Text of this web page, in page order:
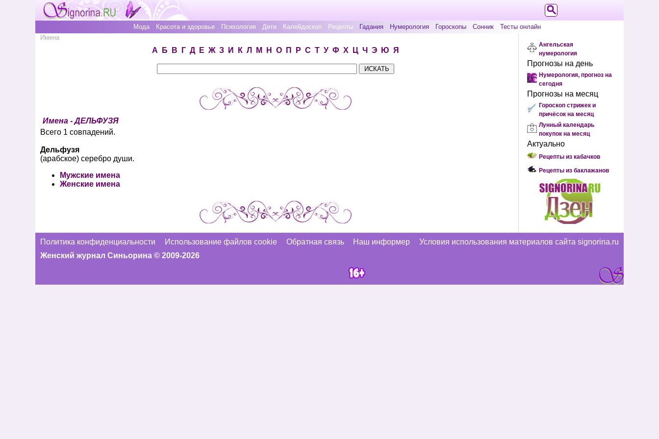
Мода Красота и здоровье Психология Дети Калейдоскоп Рецепты Гадания Нумерология Гороскопы Сонник
Тесты онлайн
Имена
А Б В Г Д Е Ж З И К Л М Н О П Р С Т У Ф Х Ц Ч Э Ю Я
Имена - ДЕЛЬФУЗЯ
Всего 1 совпадений.
Дельфузя
(арабское) серебро души.
Мужские имена
Женские имена
Ангельская
нумерология
Прогнозы на день
Нумерология, прогноз на
сегодня
Прогнозы на месяц
Гороскоп стрижек и
причёсок на месяц
Лунный календарь
покупок на месяц
Актуально
Рецепты из кабачков
Рецепты из баклажанов
Политика конфиденциальности Использование файлов cookie Обратная связь Наш информер
Условия использования материалов сайта signorina.ru
Женский журнал Синьорина © 2009-2026